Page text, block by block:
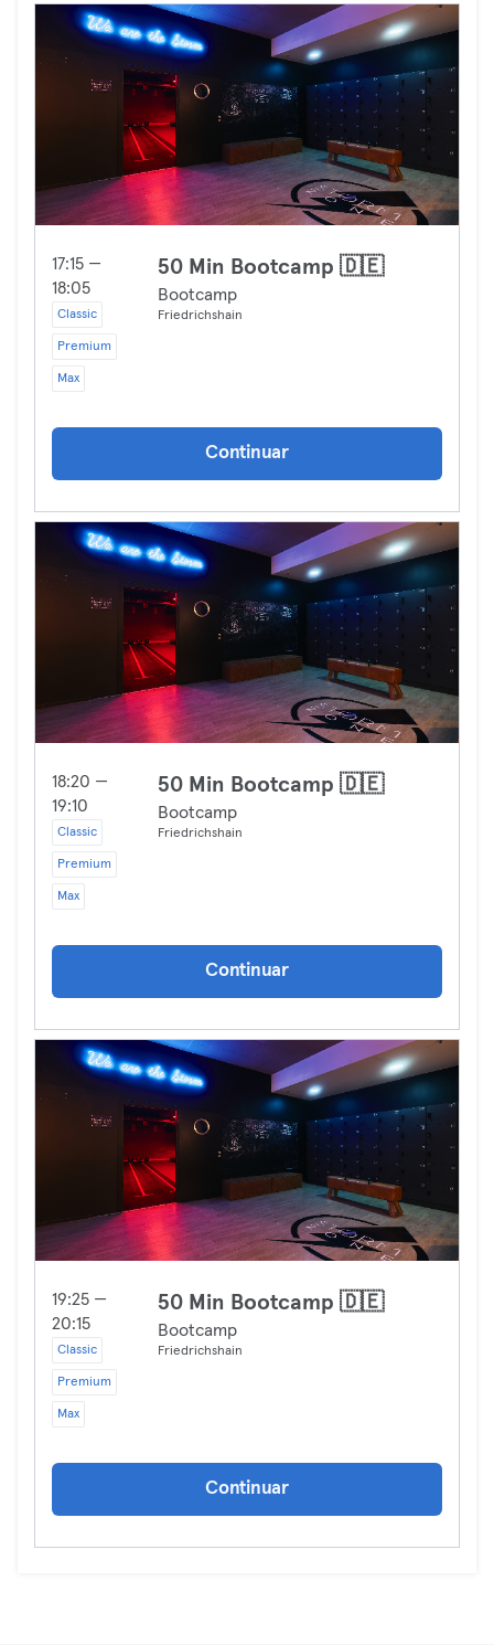
17:15 —
18:05
Classic
Premium
Max
50 Min Bootcamp 🇩🇪
Bootcamp
Friedrichshain
Continuar
18:20 —
19:10
Classic
Premium
Max
50 Min Bootcamp 🇩🇪
Bootcamp
Friedrichshain
Continuar
19:25 —
20:15
Classic
Premium
Max
50 Min Bootcamp 🇩🇪
Bootcamp
Friedrichshain
Continuar